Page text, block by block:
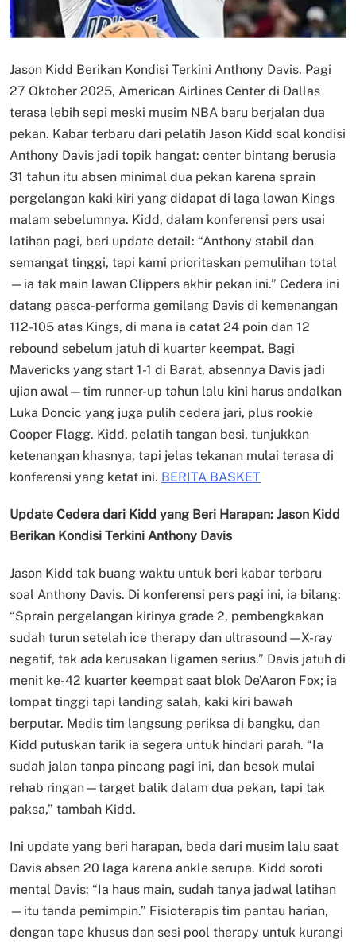
Jason Kidd Berikan Kondisi Terkini Anthony Davis. Pagi
27 Oktober 2025, American Airlines Center di Dallas
terasa lebih sepi meski musim NBA baru berjalan dua
pekan. Kabar terbaru dari pelatih Jason Kidd soal kondisi
Anthony Davis jadi topik hangat: center bintang berusia
31 tahun itu absen minimal dua pekan karena sprain
pergelangan kaki kiri yang didapat di laga lawan Kings
malam sebelumnya. Kidd, dalam konferensi pers usai
latihan pagi, beri update detail: “Anthony stabil dan
semangat tinggi, tapi kami prioritaskan pemulihan total
—ia tak main lawan Clippers akhir pekan ini.” Cedera ini
datang pasca-performa gemilang Davis di kemenangan
112-105 atas Kings, di mana ia catat 24 poin dan 12
rebound sebelum jatuh di kuarter keempat. Bagi
Mavericks yang start 1-1 di Barat, absennya Davis jadi
ujian awal—tim runner-up tahun lalu kini harus andalkan
Luka Doncic yang juga pulih cedera jari, plus rookie
Cooper Flagg. Kidd, pelatih tangan besi, tunjukkan
ketenangan khasnya, tapi jelas tekanan mulai terasa di
konferensi yang ketat ini. BERITA BASKET
Update Cedera dari Kidd yang Beri Harapan: Jason Kidd
Berikan Kondisi Terkini Anthony Davis
Jason Kidd tak buang waktu untuk beri kabar terbaru
soal Anthony Davis. Di konferensi pers pagi ini, ia bilang:
“Sprain pergelangan kirinya grade 2, pembengkakan
sudah turun setelah ice therapy dan ultrasound—X-ray
negatif, tak ada kerusakan ligamen serius.” Davis jatuh di
menit ke-42 kuarter keempat saat blok De’Aaron Fox; ia
lompat tinggi tapi landing salah, kaki kiri bawah
berputar. Medis tim langsung periksa di bangku, dan
Kidd putuskan tarik ia segera untuk hindari parah. “Ia
sudah jalan tanpa pincang pagi ini, dan besok mulai
rehab ringan—target balik dalam dua pekan, tapi tak
paksa,” tambah Kidd.
Ini update yang beri harapan, beda dari musim lalu saat
Davis absen 20 laga karena ankle serupa. Kidd soroti
mental Davis: “Ia haus main, sudah tanya jadwal latihan
—itu tanda pemimpin.” Fisioterapis tim pantau harian,
dengan tape khusus dan sesi pool therapy untuk kurangi